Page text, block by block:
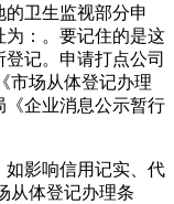
卫生监视部分申
为：。要记住的是这
记。申请打点公司
市场从体登记办理
《企业消息公示暂行
影响信用记实、代
从体登记办理条